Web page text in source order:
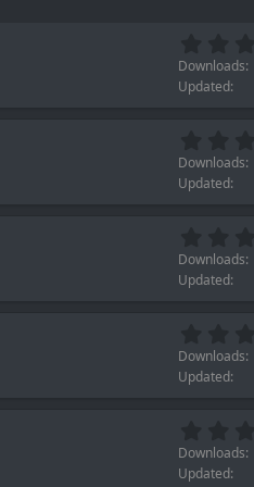
Downloads
Updated
Downloads
Updated
Downloads
Updated
Downloads
Updated
Downloads
Updated